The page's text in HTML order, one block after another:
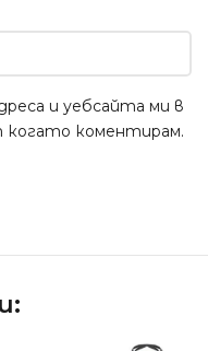
и уебсайта ми в
когато коментирам.